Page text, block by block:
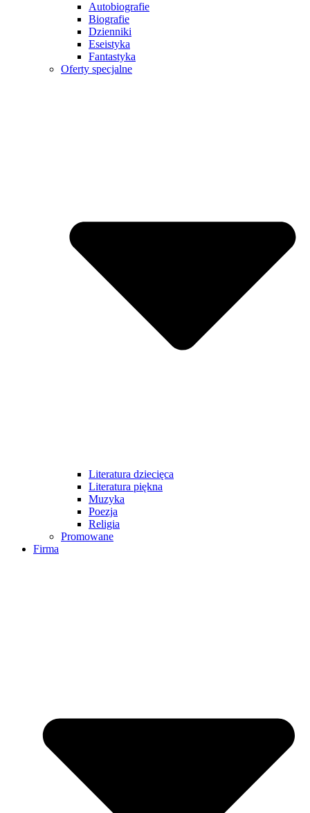
Autobiografie
Biografie
Dzienniki
Eseistyka
Fantastyka
Oferty specjalne
Literatura dziecięca
Literatura piękna
Muzyka
Poezja
Religia
Promowane
Firma